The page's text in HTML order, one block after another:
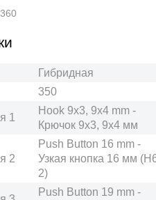
D652-67-330, D652-
8134-67-330, B25H-67-330,
MB 286249, MB
MB 821144, MR 154352,
MR 416915, MR 472981, 26360-
28790-0N000, 28790-0N001,
288909U110, AY00A-
AY02A-UB17R, 28890-1KE1A,
U34US, 28890-5TA1A, 28890-
BA63C, 28890EM31A,
28890-1HA3B, 28890-1HA3D,
28890-4A01G, 86542-
86542-KG160, 86542-
Гибридная
350
1
Hook 9x3, 9x4 mm -
Крючок 9x3, 9x4 мм
2
Push Button 16 mm -
Узкая кнопка 16 мм
2)
Push Button 19 mm -